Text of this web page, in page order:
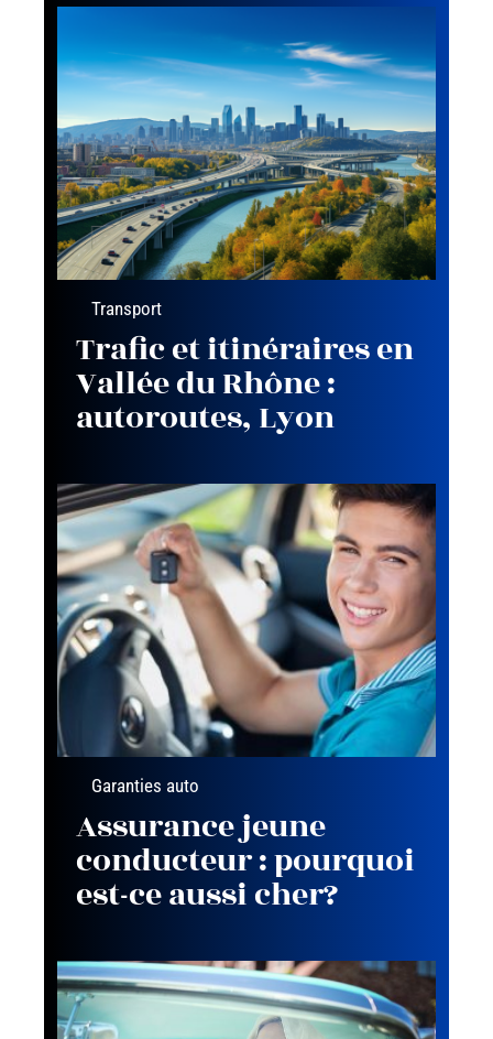
Transport
Trafic et itinéraires en
Vallée du Rhône :
autoroutes, Lyon
Garanties auto
Assurance jeune
conducteur : pourquoi
est-ce aussi cher?